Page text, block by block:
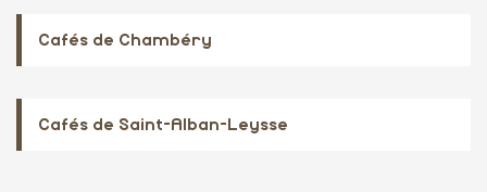
Cafés de Chambéry
Cafés de Saint-Alban-Leysse